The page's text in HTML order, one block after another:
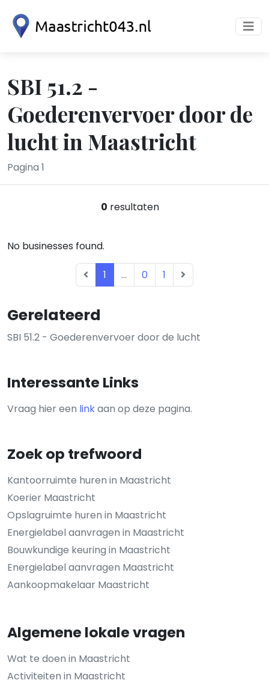
SBI 51.2 -
Goederenvervoer door de
lucht in Maastricht
Pagina 1
Gerelateerd
SBI 51.2 - Goederenvervoer door de lucht
Interessante Links
Vraag hier een linkaan op deze pagina.
Zoek op trefwoord
Kantoorruimte huren in Maastricht
Koerier Maastricht
Opslagruimte huren in Maastricht
Energielabel aanvragen in Maastricht
Bouwkundige keuring in Maastricht
Energielabel aanvragen Maastricht
Aankoopmakelaar Maastricht
Algemene lokale vragen
Wat te doen in Maastricht
Activiteiten in Maastricht
0 resultaten
No businesses found.
1 ... 0 1